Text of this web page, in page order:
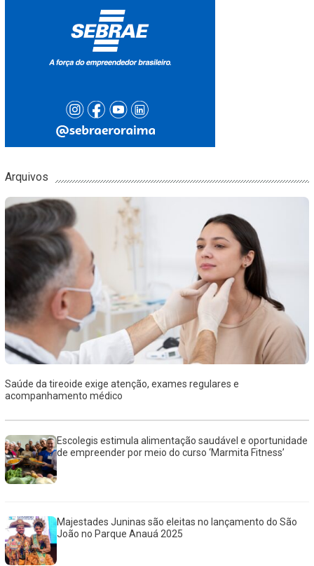
Arquivos
Saúde da tireoide exige atenção, exames regulares e
acompanhamento médico
Escolegis estimula alimentação saudável e oportunidade
de empreender por meio do curso ‘Marmita Fitness’
Majestades Juninas são eleitas no lançamento do São
João no Parque Anauá 2025